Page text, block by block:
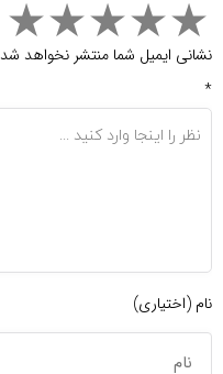
نشانی ایمیل شما منتشر نخواهد
*
نام (اختیاری)